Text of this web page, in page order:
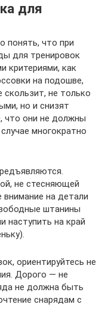
для
понять, что при
для тренировок
критериями, как
на подошве,
не только
но и снизят
что они не должны
многократно
не стесняющей
на детали
штанины
наступить на край
ориентируйтесь не
Дорого — не
не должна быть
снарядам с